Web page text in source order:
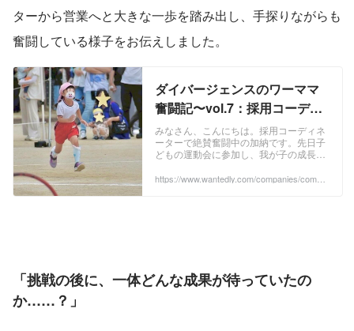
ターから営業へと大きな一歩を踏み出し、手探りながらも
奮闘している様子をお伝えしました。
ダイバージェンスのワーママ
奮闘記〜vol.7：採用コーディ
ネーターから営業への挑戦！
その成果は...～ | 株式会社ダイ
バージェンス
みなさん、こんにちは。採用コーディネ
ーターで絶賛奮闘中の加納です。先日子
どもの運動会に参加し、我が子の成長し
が必死でした（笑）私がダイバージェン
https://www.wantedly.com/companies/compa
「挑戦の後に、一体どんな成果が待っていたの
か……？」